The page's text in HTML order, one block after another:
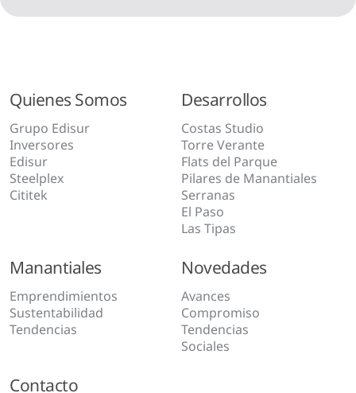
Quienes Somos
Grupo Edisur
Inversores
Edisur
Steelplex
Cititek
Desarrollos
Costas Studio
Torre Verante
Flats del Parque
Pilares de Manantiales
Serranas
El Paso
Las Tipas
Manantiales
Emprendimientos
Sustentabilidad
Tendencias
Novedades
Avances
Compromiso
Tendencias
Sociales
Contacto